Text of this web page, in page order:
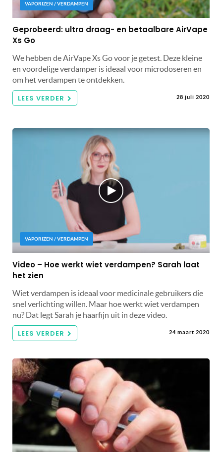
VAPORIZEN / VERDAMPEN
Geprobeerd: ultra draag- en betaalbare AirVape
Xs Go
We hebben de AirVape Xs Go voor je getest. Deze kleine
en voordelige verdamper is ideaal voor microdoseren en
om het verdampen te ontdekken.
LEES VERDER 28 juli 2020
VAPORIZEN / VERDAMPEN
Video – Hoe werkt wiet verdampen? Sarah laat
het zien
Wiet verdampen is ideaal voor medicinale gebruikers die
snel verlichting willen. Maar hoe werkt wiet verdampen
nu? Dat legt Sarah je haarfijn uit in deze video.
LEES VERDER 24 maart 2020